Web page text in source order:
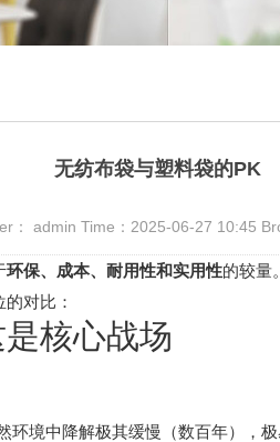
无纺布袋与塑料袋的PK
： admin Time：2025-06-27 10:45
环保、成本、耐用性和实用性的较量
对比：
核心战场
环境中降解极其缓慢（数百年），